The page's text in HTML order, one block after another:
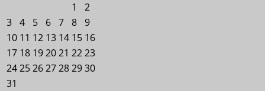
1
2
3 4 5 6 7 8 9
10 11 12 13 14 15 16
17 18 192021 2223
24252627282930
31